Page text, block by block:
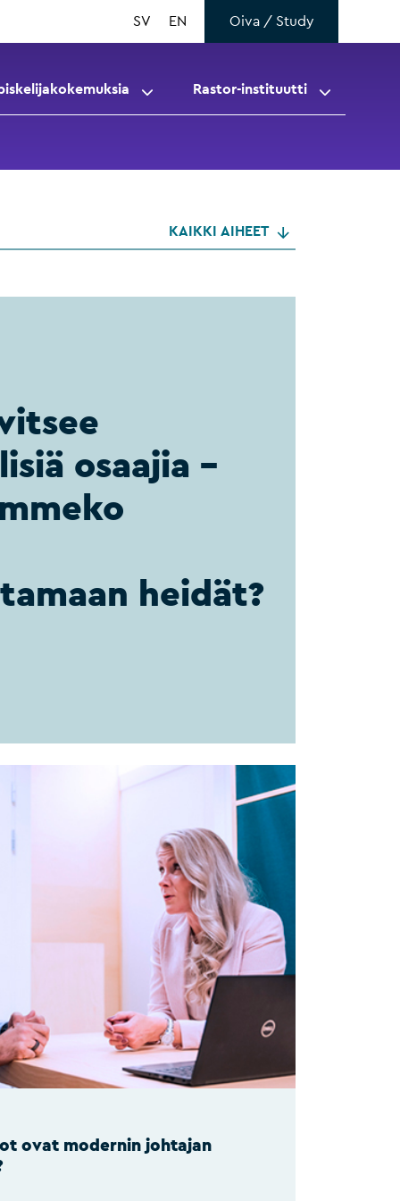
SV EN Oiva / Study
Rastor-instituutti
KAIKKI AIHEET
osaajia –
heidät?
ovat modernin johtajan